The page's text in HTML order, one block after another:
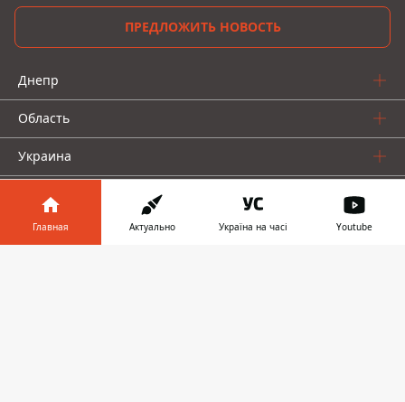
ПРЕДЛОЖИТЬ НОВОСТЬ
Днепр
Область
Украина
Реклама
Пресс-релизы
Главная Актуально Україна на часі Youtube